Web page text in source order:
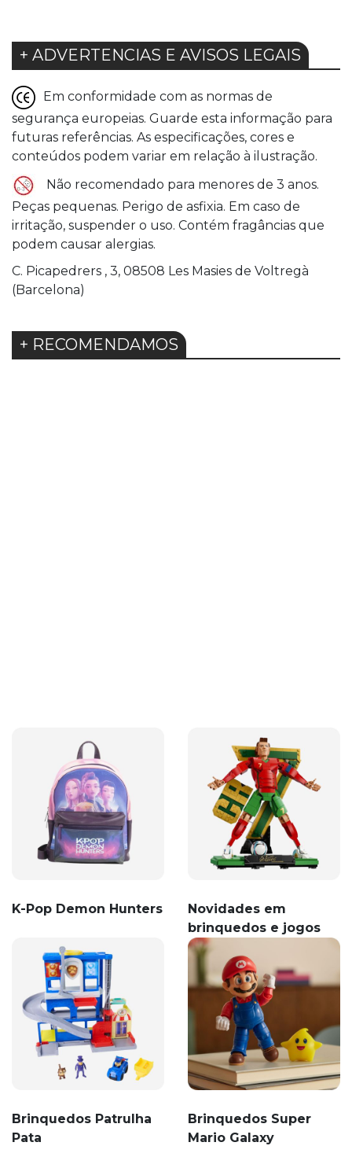
+ ADVERTENCIAS E AVISOS LEGAIS
Em conformidade com as normas de
segurança europeias. Guarde esta informação para
futuras referências. As especificações, cores e
conteúdos podem variar em relação à ilustração.
Não recomendado para menores de 3 anos.
Peças pequenas. Perigo de asfixia. Em caso de
irritação, suspender o uso. Contém fragâncias que
podem causar alergias.
C. Picapedrers , 3, 08508 Les Masies de Voltregà
(Barcelona)
+ RECOMENDAMOS
K-Pop Demon Hunters
Novidades em
brinquedos e jogos
Brinquedos Patrulha
Pata
Brinquedos Super
Mario Galaxy